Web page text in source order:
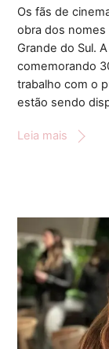
Os fãs de
obra dos
Grande do Sul.
comemorando
trabalho com o
estão sendo
Leia mais